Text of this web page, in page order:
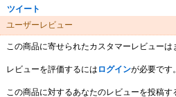
ツイート
ユーザーレビュー
この商品に寄せられたカスタマーレビューは
レビューを評価するには ログインが必要です。
この商品に対するあなたのレビューを投稿す